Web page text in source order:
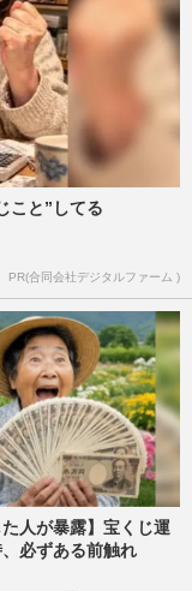
こと”してる
PR(合同会社デジタルファーム )
た人が暴露】宝くじ運
必ずある前触れ